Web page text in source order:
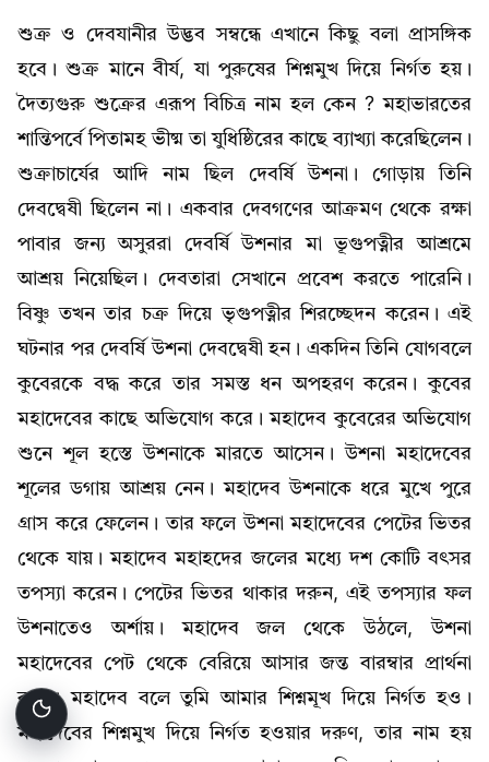
শুক্র ও দেবযানীর উদ্ভব সম্বন্ধে এখানে কিছু বলা প্রাসঙ্গিক
হবে। শুক্র মানে বীর্য, যা পুরুষের শিশ্নমুখ দিয়ে নির্গত হয়।
দৈত্যগুরু শুক্রের এরূপ বিচিত্র নাম হল কেন ? মহাভারতের
শান্তিপর্বে পিতামহ ভীষ্ম তা যুধিষ্ঠিরের কাছে ব্যাখ্যা করেছিলেন।
শুক্রাচার্যের আদি নাম ছিল দেবর্ষি উশনা। গোড়ায় তিনি
দেবদ্বেষী ছিলেন না। একবার দেবগণের আক্রমণ থেকে রক্ষা
পাবার জন্য অসুররা দেবর্ষি উশনার মা ভূগুপত্নীর আশ্রমে
আশ্রয় নিয়েছিল। দেবতারা সেখানে প্রবেশ করতে পারেনি।
বিষ্ণু তখন তার চক্র দিয়ে ভৃগুপত্নীর শিরচ্ছেদন করেন। এই
ঘটনার পর দেবর্ষি উশনা দেবদ্বেষী হন। একদিন তিনি যোগবলে
কুবেরকে বদ্ধ করে তার সমস্ত ধন অপহরণ করেন। কুবের
মহাদেবের কাছে অভিযোগ করে। মহাদেব কুবেরের অভিযোগ
শুনে শূল হস্তে উশনাকে মারতে আসেন। উশনা মহাদেবের
শূলের ডগায় আশ্রয় নেন। মহাদেব উশনাকে ধরে মুখে পুরে
গ্রাস করে ফেলেন। তার ফলে উশনা মহাদেবের পেটের ভিতর
থেকে যায়। মহাদেব মহাহদের জলের মধ্যে দশ কোটি বৎসর
তপস্যা করেন। পেটের ভিতর থাকার দরুন, এই তপস্যার ফল
উশনাতেও অর্শায়। মহাদেব জল থেকে উঠলে, উশনা
মহাদেবের পেট থেকে বেরিয়ে আসার জন্ত বারম্বার প্রার্থনা
করে। মহাদেব বলে তুমি আমার শিশ্নমূখ দিয়ে নির্গত হও।
মহাদেবের শিশ্নমুখ দিয়ে নির্গত হওয়ার দরুণ, তার নাম হয়